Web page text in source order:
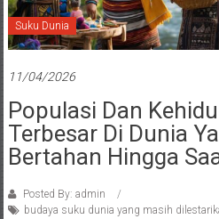
Suku Dunia
11/04/2026
Populasi Dan
Terbesar Di Dunia
Bertahan Hingga
Posted By: admin
budaya suku dunia yang masih